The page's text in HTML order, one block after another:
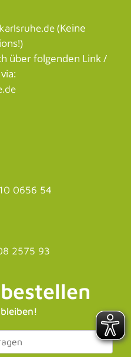
(Keine
über folgenden Link /
0656 54
2575 93